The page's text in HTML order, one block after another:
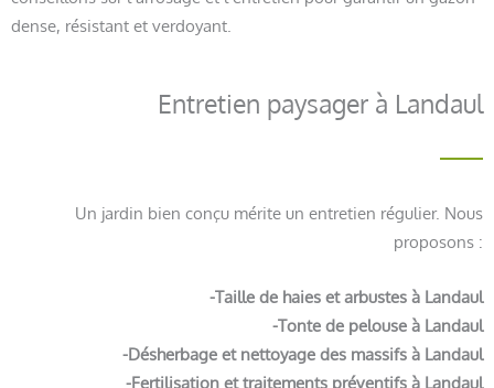
dense, résistant et verdoyant.
Entretien paysager à Landaul
Un jardin bien conçu mérite un entretien régulier. Nous
proposons :
-Taille de haies et arbustes à Landaul
-Tonte de pelouse à Landaul
-Désherbage et nettoyage des massifs à Landaul
-Fertilisation et traitements préventifs à Landaul